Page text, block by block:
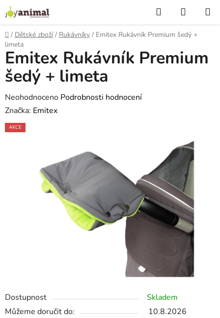
Přejít
na
obsah
Hledat
KOŠÍK
Domů
/ Dětské zboží / Rukávníky / Emitex Rukávník Premium šedý +
limeta
P
o
s
t
r
a
n
Dostupnost
Skladem
Můžeme doručit do:
10.8.2026
Emitex Rukávník Premium
šedý + limeta
Průměrné
hodnocení
produktu
Neohodnoceno Podrobnosti hodnocení
Značka: Emitex
AKCE